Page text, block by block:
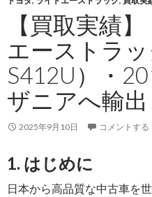
FJA300）
2023
年
式
ン
ビ
へ
輸
出
【買取実績
エーストラ
S412U）・
ザニアへ輸
2025年9月10日 コメントする
1. はじめに
日本から高品質な中古車を